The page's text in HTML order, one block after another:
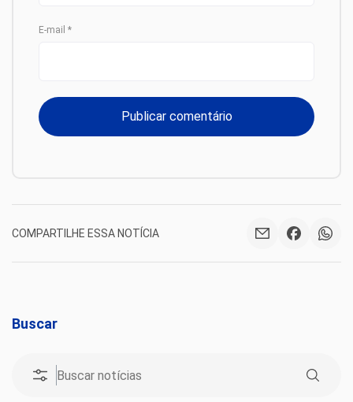
E-mail *
COMPARTILHE ESSA NOTÍCIA
Buscar